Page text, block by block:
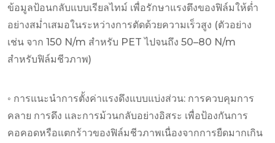
ข้อมูลป้อนกลับแบบเรียลไทม์ เพื่อรักษาแรงตึงของฟิล์มให้ต่ำ
อย่างสม่ำเสมอในระหว่างการตัดด้วยความเร็วสูง (ตัวอย่าง
เช่น จาก 150 N/m สำหรับ PET ไปจนถึง 50–80 N/m
สำหรับฟิล์มชีวภาพ)
◦ การแนะนำการตั้งค่าแรงดึงแบบแบ่งส่วน: การควบคุมการ
คลาย การดึง และการม้วนกลับอย่างอิสระ เพื่อป้องกันการ
คอคอดหรือแตกร้าวของฟิล์มชีวภาพเนื่องจากการยืดมากเกิน